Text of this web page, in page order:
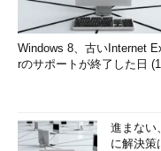
Windows 8、古いInternet
rのサポートが終了した日
進まない
に解決策